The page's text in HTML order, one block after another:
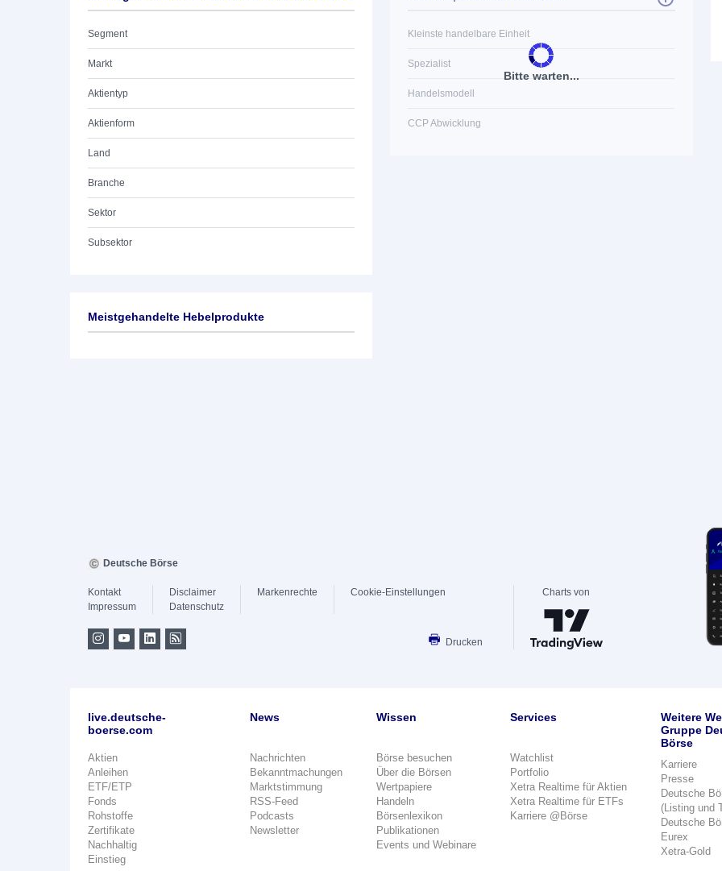
Segment
Markt
Aktientyp
Aktienform
Land
Branche
Sektor
Subsektor
Bitte warten...
Kleinste handelbare Einheit
Spezialist
Handelsmodell
CCP Abwicklung
Meistgehandelte Hebelprodukte
Deutsche Börse
Kontakt
Impressum
Disclaimer
Datenschutz
Markenrechte Cookie-Einstellungen
Drucken
Charts von
live.deutsche-
boerse.com
Aktien
Anleihen
ETF/ETP
Fonds
Rohstoffe
Zertifikate
Nachhaltig
Einstieg
News
Nachrichten
Bekanntmachungen
Marktstimmung
RSS-Feed
Podcasts
Newsletter
Wissen
Börse besuchen
Über die Börsen
Wertpapiere
Handeln
Börsenlexikon
Publikationen
Events und Webinare
Services
Watchlist
Portfolio
Xetra Realtime für Aktien
Xetra Realtime für ETFs
Karriere @Börse
Weitere
Gruppe
Börse
Karriere
Presse
Deutsche
(Listing und
Deutsche
Eurex
Xetra-Gold